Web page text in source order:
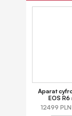
Aparat
EOS R6
12499 PLN